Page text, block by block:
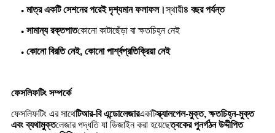
● মাত্র একটি সেশনের পরেই দৃশ্যমান ফলাফল।স্থায়ী৪ বছর পর্যন্ত
● সামান্য রক্তপাতকোনো কাটাছেঁড়া বা ক্ষতচিহ্ন নেই
● কোনো বিরতি নেই, কোনো পার্শ্বপ্রতিক্রিয়া নেই
ফেসলিফটিং সম্পর্কে
ফেসলিফটিং এর সাথেটিআর-বি এন্ডোলেজারএকটিস্ক্যালপেল-মুক্ত, ক্ষতচিহ্ন-মুক্ত
এবং ব্যথামুক্তলেজার পদ্ধতি যা ডিজাইন করা হয়েছেত্বকের পুনর্গঠন উদ্দীপিত